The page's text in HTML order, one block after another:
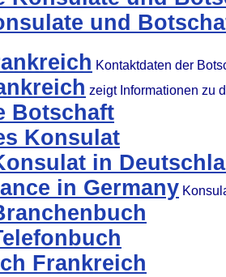
und
Kontaktdaten der
zeigt Informationen zu
Botschaft
Konsulat
in
in Germany
Frankreich